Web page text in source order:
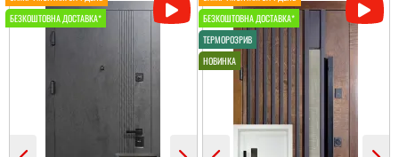
до установки, 2 дня. Все
понравилось. Качество
дверей отличное. Свою
функцию выполняют....
читати всі відгуки